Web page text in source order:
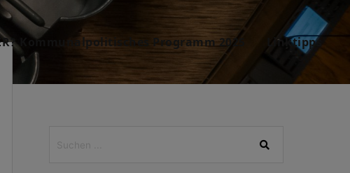
Kommunalpolitisches Programm 2025 Linktipps